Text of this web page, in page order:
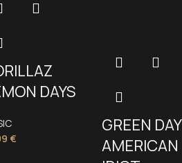
DAYS
€
GREEN DAY
AMERICAN